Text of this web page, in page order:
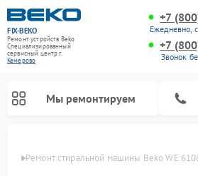
FIX-BEKO
Ремонт устройств Beko
Специализированный
cервисный центр г.
Кемерово
+7
Ежедневно,
+7
Звонок
Мы ремонтируем
Ремонт стиральной машины Beko WE